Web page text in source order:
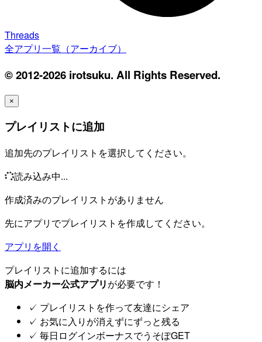
Threads
全アプリ一覧（アーカイブ）
© 2012-2026 irotsuku. All Rights Reserved.
×
プレイリストに追加
追加先のプレイリストを選択してください。
読み込み中...
作成済みのプレイリストがありません
先にアプリでプレイリストを作成してください。
アプリを開く
プレイリストに追加するには
脳内メーカー公式アプリが必要です！
✓ プレイリストを作って友達にシェア
✓ お気に入りが消えずにずっと残る
✓ 毎日ログインボーナスでうそぽGET